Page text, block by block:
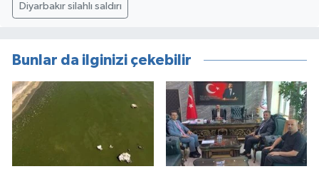
Diyarbakır silahlı saldırı
Bunlar da ilginizi çekebilir